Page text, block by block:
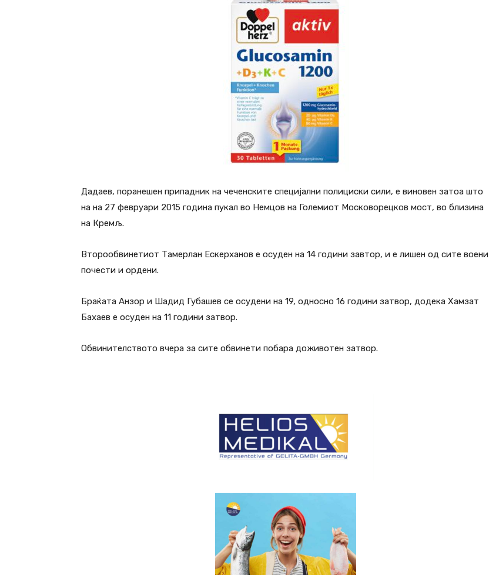
Дадаев, поранешен припадник на чеченските специјални полициски сили, е виновен затоа што
на на 27 февруари 2015 година пукал во Немцов на Големиот Московорецков мост, во близина
на Кремљ.
Второобвинетиот Тамерлан Ескерханов е осуден на 14 години завтор, и е лишен од сите воени
почести и ордени.
Браќата Анзор и Шадид Губашев се осудени на 19, односно 16 години затвор, додека Хамзат
Бахаев е осуден на 11 години затвор.
Обвинителството вчера за сите обвинети побара доживотен затвор.